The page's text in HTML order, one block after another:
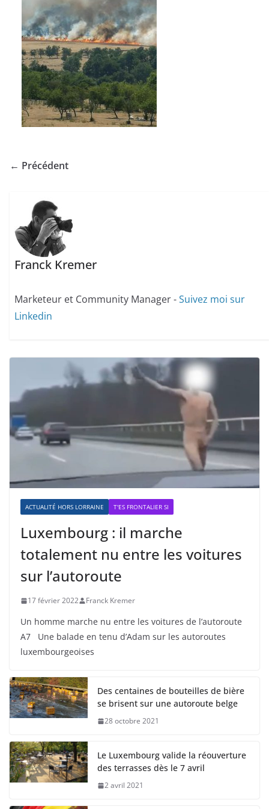
← Précédent
Franck Kremer
Marketeur et Community Manager -Suivez moi sur
Linkedin
ACTUALITÉ HORS LORRAINE T'ES FRONTALIER SI
Luxembourg : il marche
totalement nu entre les voitures
sur l’autoroute
17 février 2022 Franck Kremer
Un homme marche nu entre les voitures de l’autoroute
A7 Une balade en tenu d’Adam sur les autoroutes
luxembourgeoises
Des centaines de bouteilles de bière
se brisent sur une autoroute belge
28 octobre 2021
Le Luxembourg valide la réouverture
des terrasses dès le 7 avril
2 avril 2021